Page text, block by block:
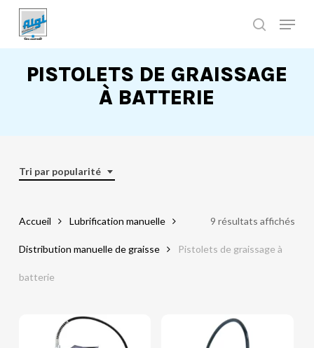
main
PISTOLETS DE GRAISSAGE
À BATTERIE
Tri par popularité
9 résultats affichés
Accueil Lubrification manuelle
Distribution manuelle de graisse Pistolets de graissage à
batterie